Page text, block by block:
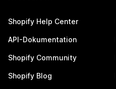
Shopify Help Center
API-Dokumentation
Shopify Community
Shopify Blog